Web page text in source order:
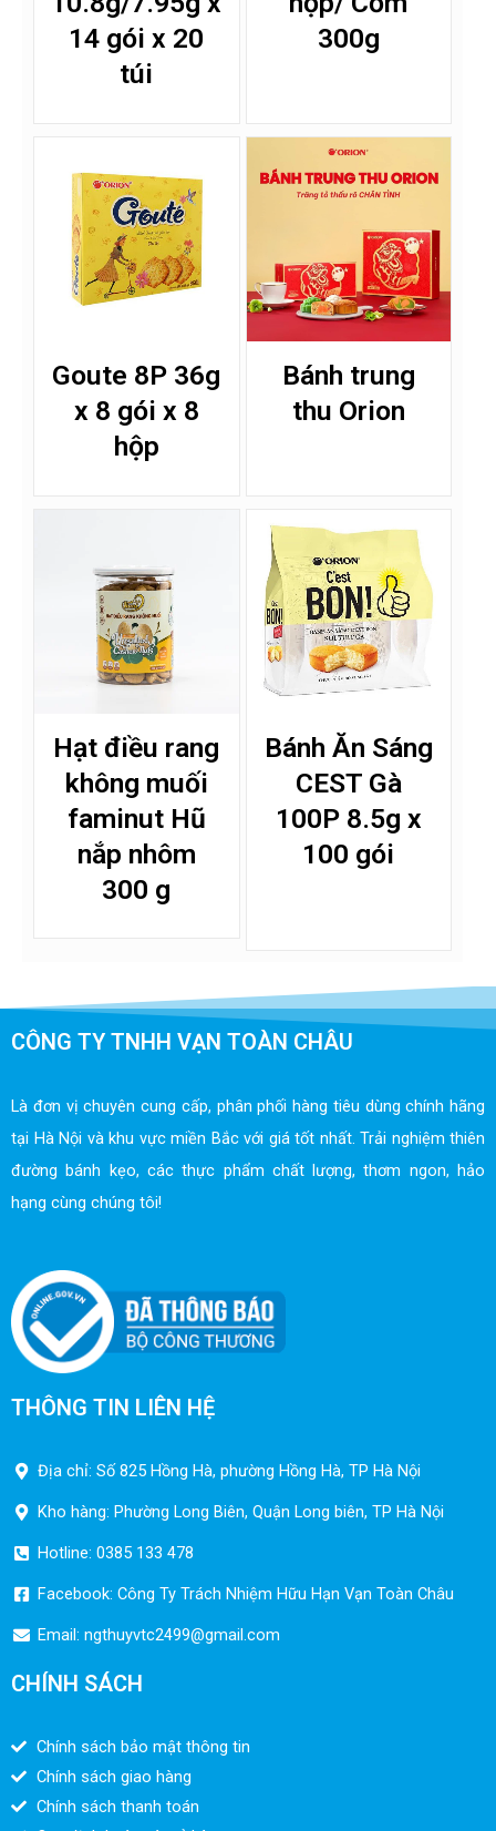
14 gói x 20
túi
300g
Goute 8P 36g
x 8 gói x 8
hộp
Bánh trung
thu Orion
Hạt điều rang
không muối
faminut Hũ
nắp nhôm
300 g
Bánh Ăn Sáng
CEST Gà
100P 8.5g x
100 gói
CÔNG TY TNHH VẠN TOÀN CHÂU
Là đơn vị chuyên cung cấp, phân phối hàng tiêu dùng chính hãng
tại Hà Nội và khu vực miền Bắc với giá tốt nhất. Trải nghiệm thiên
đường bánh kẹo, các thực phẩm chất lượng, thơm ngon, hảo
hạng cùng chúng tôi!
THÔNG TIN LIÊN HỆ
Địa chỉ: Số 825 Hồng Hà, phường Hồng Hà, TP Hà Nội
Kho hàng: Phường Long Biên, Quận Long biên, TP Hà Nội
Hotline: 0385 133 478
Facebook: Công Ty Trách Nhiệm Hữu Hạn Vạn Toàn Châu
Email: ngthuyvtc2499@gmail.com
CHÍNH SÁCH
Chính sách bảo mật thông tin
Chính sách giao hàng
Chính sách thanh toán